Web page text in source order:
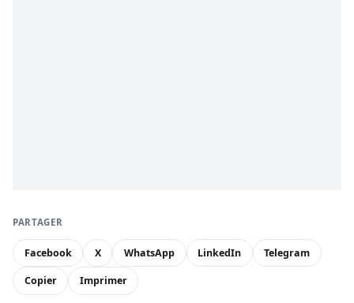
PARTAGER
Facebook X WhatsApp LinkedIn Telegram
Copier Imprimer